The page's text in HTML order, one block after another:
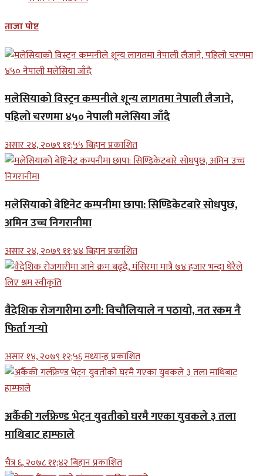
ताजा पोष्ट
मलेसियाको विस्ट्रन कम्पनीले शून्य लागतमा नेपाली लैजाने,
पहिलो चरणमा ४५० नेपाली मलेसिया जाँदै
असार २४, २०७९ ११;५५ बिहान प्रकाशित
मलेसियाको बेष्टिनेट कम्पनीमा छापा: सिण्डिकेटबारे सोधपुछ,
अमिन उच्च निगरानीमा
असार २४, २०७९ ११;४४ बिहान प्रकाशित
वैदेशिक रोजगारीमा ठगी: विचौलियाले न पठायो, नत रकम नै
फिर्ता गर्‍यो
असार १४, २०७९ १२;५६ मध्यान्ह प्रकाशित
अर्कैकी गर्लफ्रेण्ड भेट्न युवतीको घरमै गएका युवकले ३ तला
माथिबाट हाम्फाले
चैत्र ६, २०७८ ११;४२ बिहान प्रकाशित